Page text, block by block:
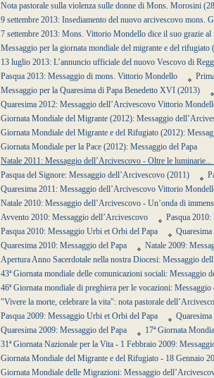
Nota pastorale sulla violenza sulle donne di Mons. Morosini
9 settembre 2013: Insediamento del nuovo arcivescovo mons.
7 settembre 2013: Mons. Vittorio Mondello dice il suo grazie
Messaggio per la giornata mondiale del migrante e del rifugiato
13 luglio 2013: L’annuncio ufficiale del nuovo Vescovo di
Pasqua 2013: Messaggio di mons. Vittorio Mondello
Messaggio per la Quaresima di Papa Benedetto XVI (2013)
Quaresima 2012: Messaggio dell’Arcivescovo Vittorio
Giornata Mondiale del Migrante (2012): Messaggio
Giornata Mondiale del Migrante e del Rifugiato (2012):
Giornata Mondiale per la Pace (2012): Messaggio del Papa
Natale 2011: Messaggio dell’Arcivescovo - Oltre le
Pasqua del Signore: Messaggio dell’Arcivescovo (2011)
Quaresima 2011: Messaggio dell’Arcivescovo Vittorio
Natale 2010: Messaggio dell’Arcivescovo - Un’onda di
Avvento 2010: Messaggio dell’Arcivescovo
Pasqua
Pasqua 2010: Messaggio Urbi et Orbi del Papa
Quaresima 2010: Messaggio del Papa
Natale 2009:
Apertura Anno Sacerdotale nella nostra Diocesi: Messaggio
43ª Giornata mondiale delle comunicazioni sociali: Messaggio
46ª Giornata mondiale di preghiera per le vocazioni: Messaggio
"Vivere la morte, celebrare la vita": nota pastorale
Pasqua 2009: Messaggio Urbi et Orbi del Papa
Quaresima 2009: Messaggio del Papa
17ª Giornata
31ª Giornata Nazionale per la Vita - 1 Febbraio 2009:
Giornata Mondiale del Migrante e del Rifugiato - 18 Gennaio
Giornata Mondiale delle Migrazioni: Messaggio